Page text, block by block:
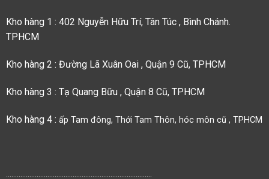
Kho hàng 1 : 402 Nguyễn Hữu Trí, Tân Túc , Bình Chánh.
TPHCM
Kho hàng 2 : Đường Lã Xuân Oai , Quận 9 Cũ, TPHCM
Kho hàng 3 : Tạ Quang Bữu , Quận 8 Cũ, TPHCM
Kho hàng 4 : ấp Tam đông, Thới Tam Thôn, hóc môn cũ , TPHCM
.................................................................................